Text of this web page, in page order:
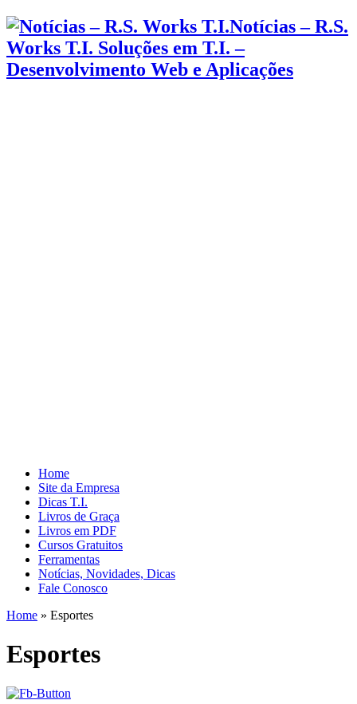
Notícias – R.S.
Works T.I. Soluções em T.I. –
Desenvolvimento Web e Aplicações
Home
Site da Empresa
Dicas T.I.
Livros de Graça
Livros em PDF
Cursos Gratuitos
Ferramentas
Notícias, Novidades, Dicas
Fale Conosco
Home » Esportes
Esportes